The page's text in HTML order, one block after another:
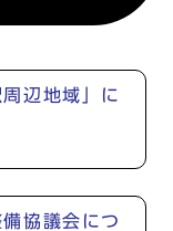
辺地域」に
協議会につ